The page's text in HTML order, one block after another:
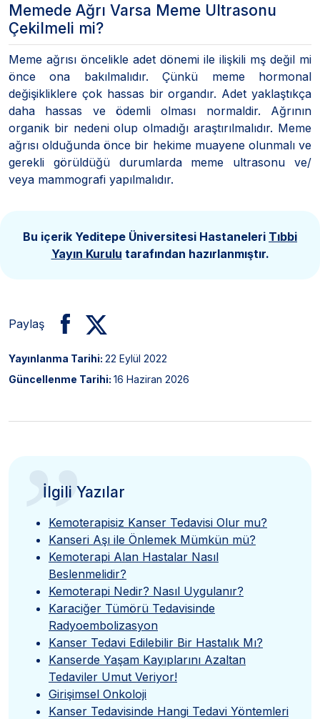
Memede Ağrı Varsa Meme Ultrasonu
Çekilmeli mi?
Meme ağrısı öncelikle adet dönemi ile ilişkili mş değil mi
önce ona bakılmalıdır. Çünkü meme hormonal
değişikliklere çok hassas bir organdır. Adet yaklaştıkça
daha hassas ve ödemli olması normaldir. Ağrının
organik bir nedeni olup olmadığı araştırılmalıdır. Meme
ağrısı olduğunda önce bir hekime muayene olunmalı ve
gerekli görüldüğü durumlarda meme ultrasonu ve/
veya mammografi yapılmalıdır.
Bu içerik Yeditepe Üniversitesi Hastaneleri Tıbbi
Yayın Kurulu tarafından hazırlanmıştır.
Paylaş
Yayınlanma Tarihi: 22 Eylül 2022
Güncellenme Tarihi: 16 Haziran 2026
”
İlgili Yazılar
Kemoterapisiz Kanser Tedavisi Olur mu?
Kanseri Aşı ile Önlemek Mümkün mü?
Kemoterapi Alan Hastalar Nasıl
Beslenmelidir?
Kemoterapi Nedir? Nasıl Uygulanır?
Karaciğer Tümörü Tedavisinde
Radyoembolizasyon
Kanser Tedavi Edilebilir Bir Hastalık Mı?
Kanserde Yaşam Kayıplarını Azaltan
Tedaviler Umut Veriyor!
Girişimsel Onkoloji
Kanser Tedavisinde Hangi Tedavi Yöntemleri